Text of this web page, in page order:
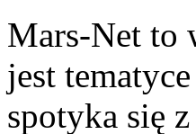
Mars-Net to
jest
spotyka się